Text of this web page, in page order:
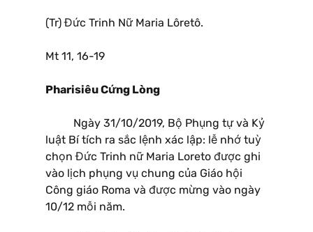
(Tr) Đức Trinh Nữ Maria Lôretô.
Mt 11, 16-19
Pharisiêu Cứng Lòng
Ngày 31/10/2019, Bộ Phụng tự và Kỷ
luật Bí tích ra sắc lệnh xác lập: lễ nhớ tuỳ
chọn Đức Trinh nữ Maria Loreto được ghi
vào lịch phụng vụ chung của Giáo hội
Công giáo Roma và được mừng vào ngày
10/12 mỗi năm.